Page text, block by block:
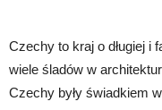
Czechy to kraj o długiej i
wiele śladów w
Czechy były świadkiem